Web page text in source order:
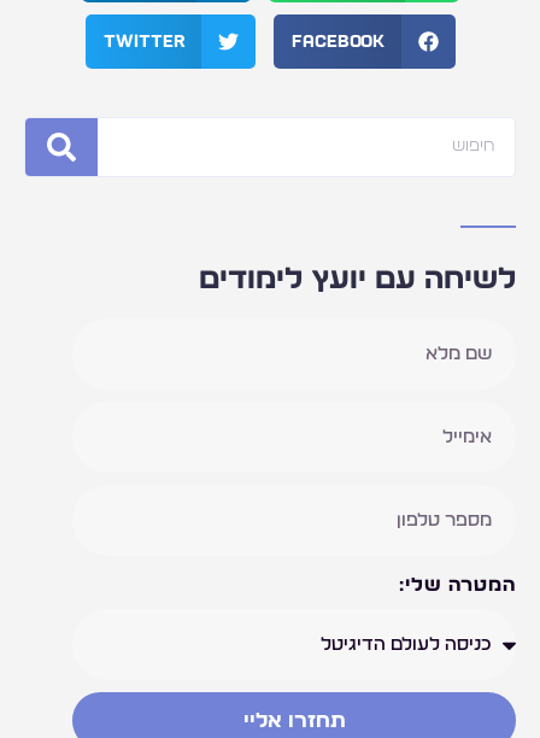
Facebook
Twitter
לשיחה עם יועץ לימודים
המטרה שלי:
תחזרו אליי